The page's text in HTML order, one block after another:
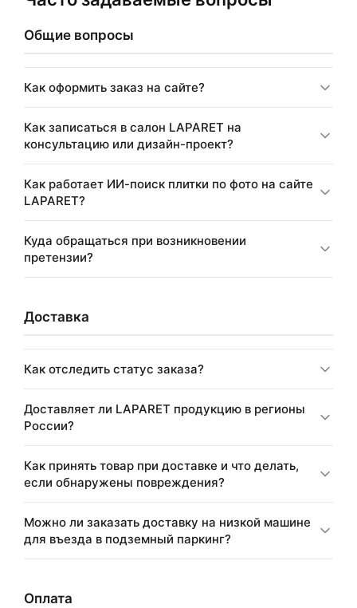
Общие вопросы
Как оформить заказ на сайте?
Как записаться в салон LAPARET на
консультацию или дизайн-проект?
Как работает ИИ-поиск плитки по фото на сайте
LAPARET?
Куда обращаться при возникновении
претензии?
Доставка
Как отследить статус заказа?
Доставляет ли LAPARET продукцию в регионы
России?
Как принять товар при доставке и что делать,
если обнаружены повреждения?
Можно ли заказать доставку на низкой машине
для въезда в подземный паркинг?
Оплата